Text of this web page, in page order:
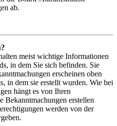
ab.
meist wichtige Informationen
in dem Sie sich befinden. Sie
erscheinen oben
in dem sie erstellt wurden. Wie bei
hängt es von Ihren
Bekanntmachungen erstellen
werden von der